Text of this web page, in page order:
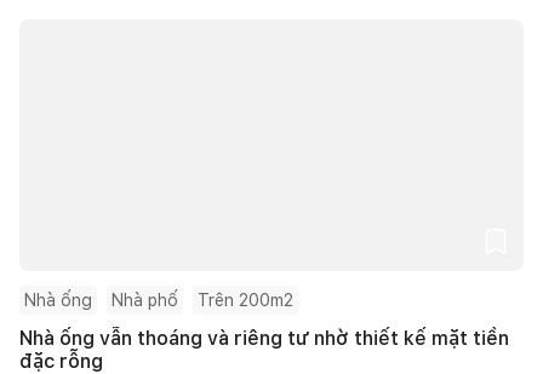
Nhà ống Nhà phố Trên 200m2
Nhà ống vẫn thoáng và riêng tư nhờ thiết kế mặt tiền
đặc rỗng